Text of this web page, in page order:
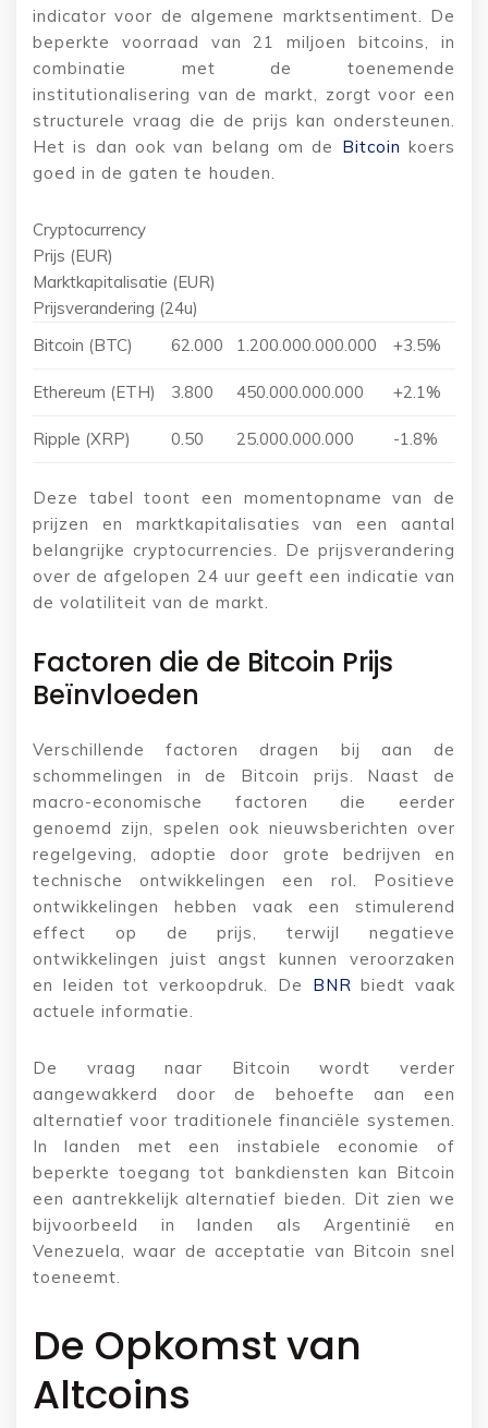
indicator voor de algemene marktsentiment. De
beperkte voorraad van 21 miljoen bitcoins, in
combinatie met de toenemende
institutionalisering van de markt, zorgt voor een
structurele vraag die de prijs kan ondersteunen.
Het is dan ook van belang om de Bitcoin koers
goed in de gaten te houden.
Cryptocurrency
Prijs (EUR)
Marktkapitalisatie (EUR)
Prijsverandering (24u)
Bitcoin (BTC)
62.000 1.200.000.000.000 +3.5%
Ethereum (ETH) 3.800 450.000.000.000 +2.1%
Ripple (XRP) 0.50 25.000.000.000 -1.8%
Deze tabel toont een momentopname van de
prijzen en marktkapitalisaties van een aantal
belangrijke cryptocurrencies. De prijsverandering
over de afgelopen 24 uur geeft een indicatie van
de volatiliteit van de markt.
Factoren die de Bitcoin Prijs
Beïnvloeden
Verschillende factoren dragen bij aan de
schommelingen in de Bitcoin prijs. Naast de
macro-economische factoren die eerder
genoemd zijn, spelen ook nieuwsberichten over
regelgeving, adoptie door grote bedrijven en
technische ontwikkelingen een rol. Positieve
ontwikkelingen hebben vaak een stimulerend
effect op de prijs, terwijl negatieve
ontwikkelingen juist angst kunnen veroorzaken
en leiden tot verkoopdruk. De BNR biedt vaak
actuele informatie.
De vraag naar Bitcoin wordt verder
aangewakkerd door de behoefte aan een
alternatief voor traditionele financiële systemen.
In landen met een instabiele economie of
beperkte toegang tot bankdiensten kan Bitcoin
een aantrekkelijk alternatief bieden. Dit zien we
bijvoorbeeld in landen als Argentinië en
Venezuela, waar de acceptatie van Bitcoin snel
toeneemt.
De Opkomst van
Altcoins